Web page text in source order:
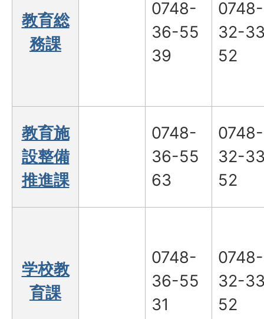
教育総
務課
0748-
36-55
39
0748-
32-
52
教育施
設整備
推進課
0748-
36-55
63
0748-
32-
52
学校教
育課
0748-
36-55
31
0748-
32-
52